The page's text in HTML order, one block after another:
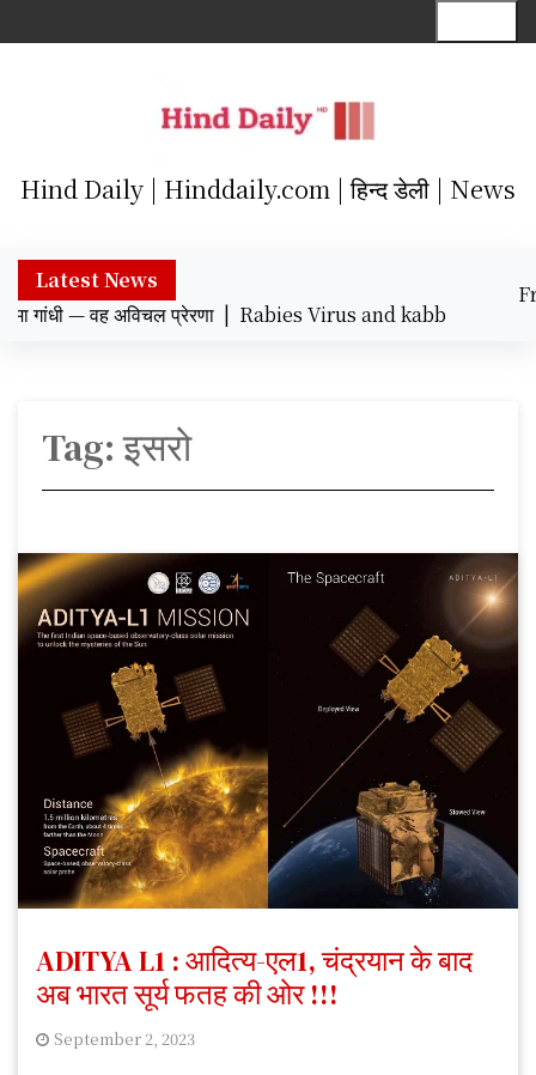
k
Hind Daily | Hinddaily.com | हिन्द डेली | News
Latest News
गांधी — वह अविचल प्रेरणा | Rabies Virus and kabbadi khiladi :
Tag:इसरो
ADITYA L1 : आदित्य-एल1, चंद्रयान के बाद
अब भारत सूर्य फतह की ओर !!!
September 2, 2023